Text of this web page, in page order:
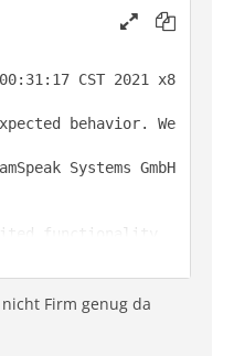
CST 2021 x8
behavior. We
Firm genug da